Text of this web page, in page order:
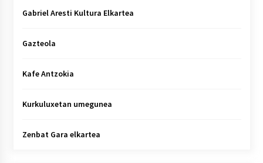
Gabriel Aresti Kultura Elkartea
Gazteola
Kafe Antzokia
Kurkuluxetan umegunea
Zenbat Gara elkartea